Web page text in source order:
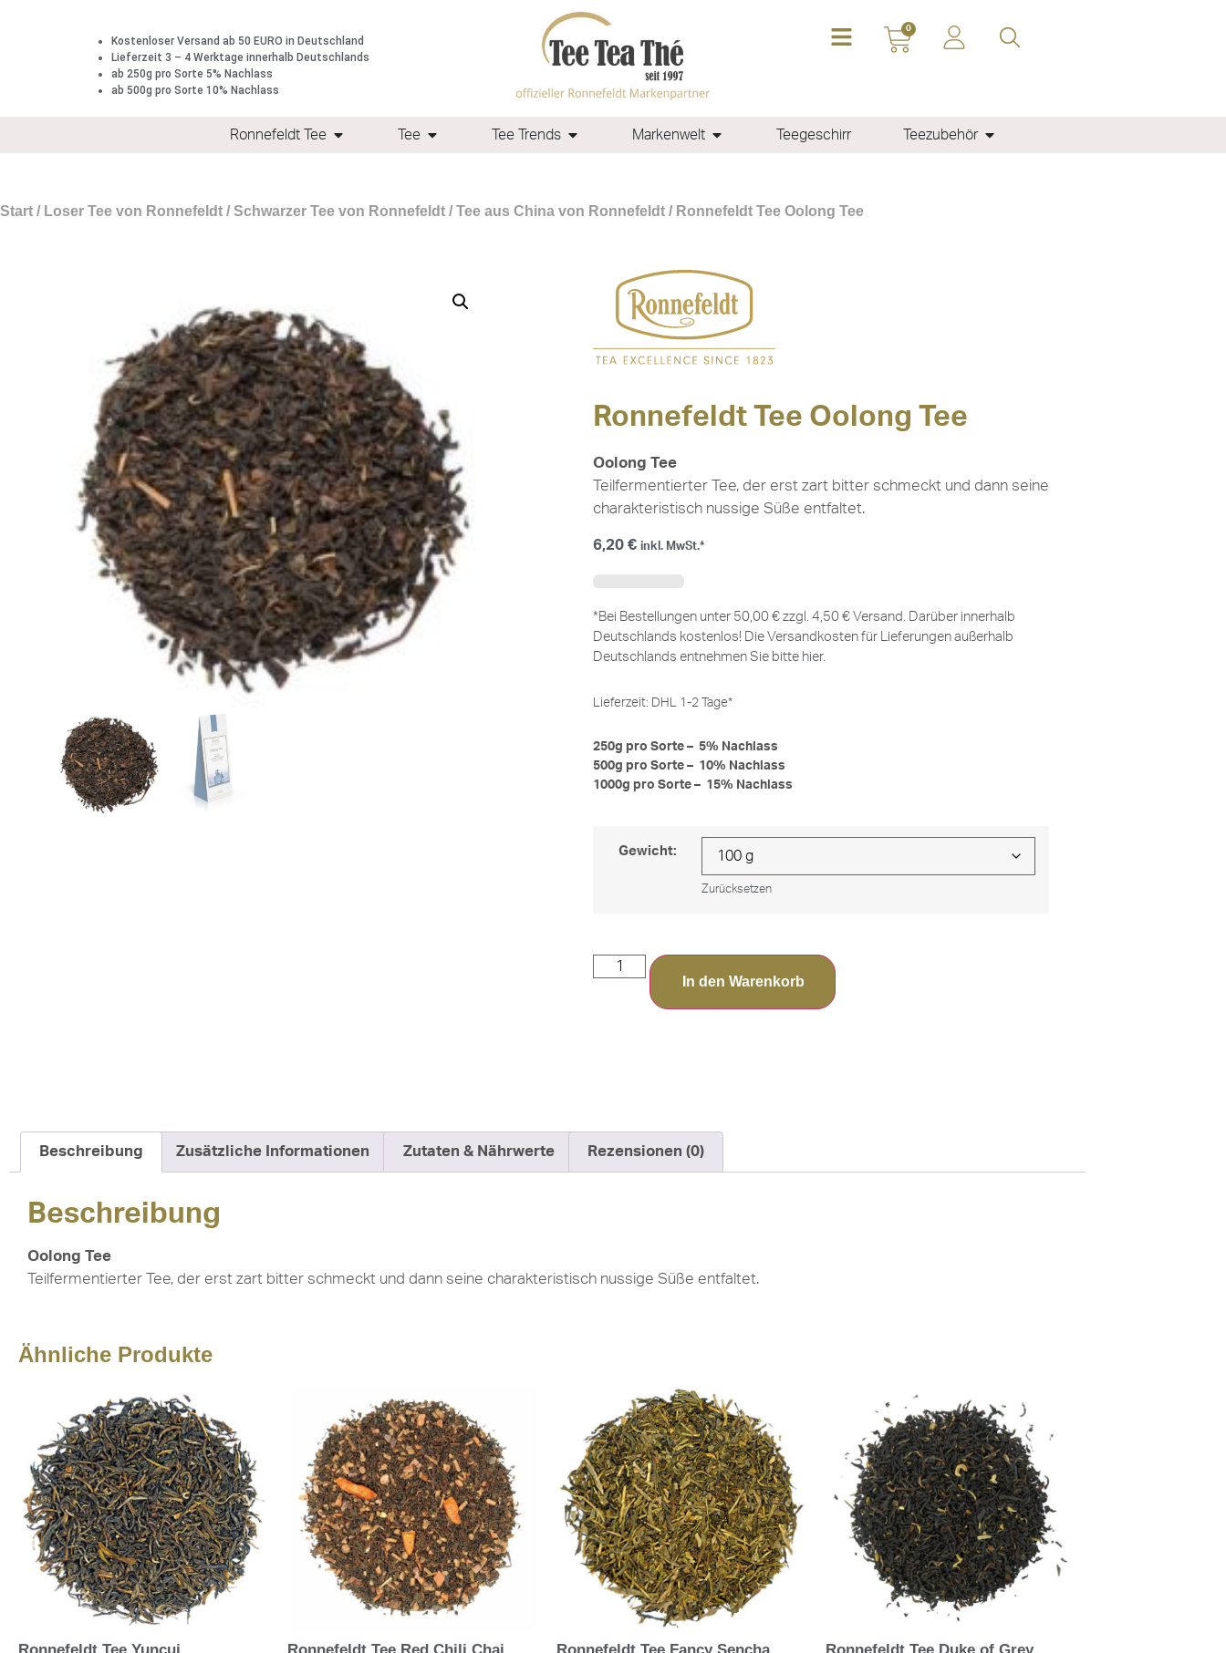
Kostenloser Versand ab 50 EURO in Deutschland
Lieferzeit 3 – 4 Werktage innerhalb Deutschlands
ab 250g pro Sorte 5% Nachlass
ab 500g pro Sorte 10% Nachlass
0
Ronnefeldt Tee Tee Tee Trends Markenwelt Teegeschirr Teezubehör
Start / Loser Tee von Ronnefeldt / Schwarzer Tee von Ronnefeldt / Tee aus China von Ronnefeldt / Ronnefeldt Tee Oolong Tee
Ronnefeldt Tee Oolong Tee
Oolong Tee
Teilfermentierter Tee, der erst zart bitter schmeckt und dann seine
charakteristisch nussige Süße entfaltet.
6,20 € inkl. MwSt.*
*Bei Bestellungen unter 50,00 € zzgl. 4,50 € Versand. Darüber innerhalb
Deutschlands kostenlos! Die Versandkosten für Lieferungen außerhalb
Deutschlands entnehmen Sie bitte hier.
Lieferzeit: DHL 1-2 Tage*
250g pro Sorte – 5% Nachlass
500g pro Sorte – 10% Nachlass
1000g pro Sorte – 15% Nachlass
Gewicht:
Zurücksetzen
In den Warenkorb
Beschreibung Zusätzliche Informationen Zutaten & Nährwerte Rezensionen (0)
Beschreibung
Oolong Tee
Teilfermentierter Tee, der erst zart bitter schmeckt und dann seine charakteristisch nussige Süße entfaltet.
Ähnliche Produkte